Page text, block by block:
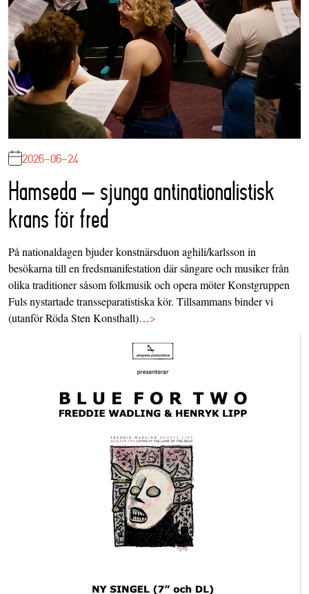
2026-06-24
Hamseda – sjunga antinationalistisk
krans för fred
På nationaldagen bjuder konstnärsduon aghili/karlsson in
besökarna till en fredsmanifestation där sångare och musiker från
olika traditioner såsom folkmusik och opera möter Konstgruppen
Fuls nystartade transseparatistiska kör. Tillsammans binder vi
(utanför Röda Sten Konsthall)…>